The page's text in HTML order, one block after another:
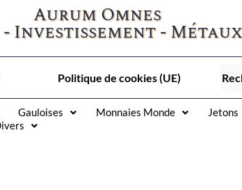
Aurum Omnes
Investissement -
Politique de cookies (UE)
Gauloises Monnaies Monde
Jetons